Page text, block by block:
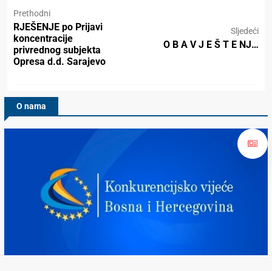
Prethodni
RJEŠENJE po Prijavi
koncentracije
privrednog subjekta
Opresa d.d. Sarajevo
Sljedeći
O B A V J E Š T E NJ…
O nama